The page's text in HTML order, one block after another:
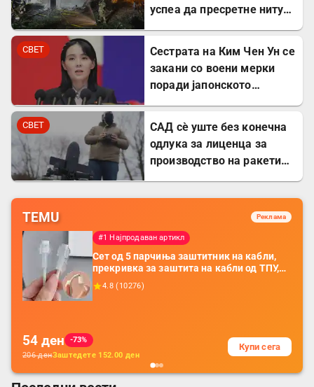
успеа да пресретне ниту
СВЕТ
Сестрата на Ким Чен Ун се
закани со воени мерки
поради јапонското
СВЕТ
САД сè уште без конечна
одлука за лиценца за
производство на ракети
TEMU Реклама
#1 Најпродаван артикл
Сет од 5 парчиња заштитник на кабли,
прекривка за заштита на кабли од ТПУ,
додатоци за заштита на кабли, без
батерија, за мобилни телефони, комплет
4.8 (10276)
54 ден
-73%
206денЗаштедете 152.00 ден
Купи сега